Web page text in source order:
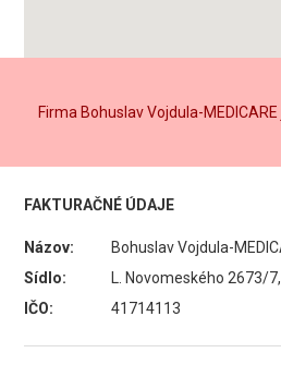
Firma Bohuslav Vojdula-
FAKTURAČNÉ ÚDAJE
Názov:
Bohuslav Vojdula-
Sídlo:
L. Novomeského 2673/
IČO:
41714113